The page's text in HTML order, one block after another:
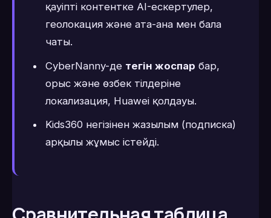
қауіпті контентке AI-ескертулер,
геолокация және ата-ана мен бала
чаты.
CyberNanny-де тегін жоспар бар,
орыс және өзбек тілдеріне
локализация, Huawei қолдауы.
Kids360 негізінен жазылым (подписка)
арқылы жұмыс істейді.